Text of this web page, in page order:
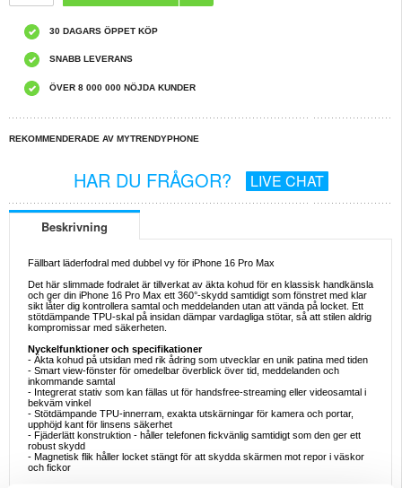
30 DAGARS ÖPPET KÖP
SNABB LEVERANS
ÖVER 8 000 000 NÖJDA KUNDER
REKOMMENDERADE AV MYTRENDYPHONE
HAR DU FRÅGOR? LIVE CHAT
Beskrivning
Fällbart läderfodral med dubbel vy för iPhone 16 Pro Max
Det här slimmade fodralet är tillverkat av äkta kohud för en klassisk handkänsla
och ger din iPhone 16 Pro Max ett 360°-skydd samtidigt som fönstret med klar
sikt låter dig kontrollera samtal och meddelanden utan att vända på locket. Ett
stötdämpande TPU-skal på insidan dämpar vardagliga stötar, så att stilen aldrig
kompromissar med säkerheten.
Nyckelfunktioner och specifikationer
- Äkta kohud på utsidan med rik ådring som utvecklar en unik patina med tiden
- Smart view-fönster för omedelbar överblick över tid, meddelanden och
inkommande samtal
- Integrerat stativ som kan fällas ut för handsfree-streaming eller videosamtal i
bekväm vinkel
- Stötdämpande TPU-innerram, exakta utskärningar för kamera och portar,
upphöjd kant för linsens säkerhet
- Fjäderlätt konstruktion - håller telefonen fickvänlig samtidigt som den ger ett
robust skydd
- Magnetisk flik håller locket stängt för att skydda skärmen mot repor i väskor
och fickor